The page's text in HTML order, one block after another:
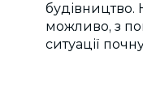
будівництво.
можливо, з
ситуації